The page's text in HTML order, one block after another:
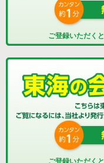
ご登録いただくと
ご登録いただくと